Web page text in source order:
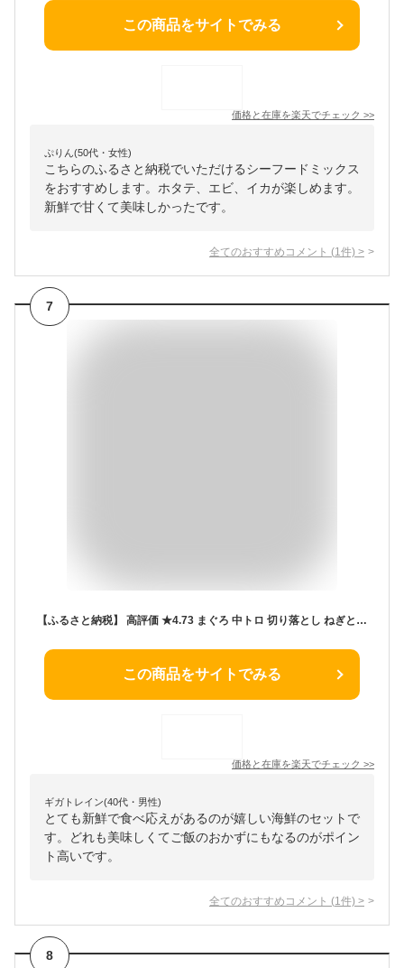
この商品をサイトでみる
価格と在庫を楽天でチェック >>
ぷりん(50代・女性)
こちらのふるさと納税でいただけるシーフードミックス
をおすすめします。ホタテ、エビ、イカが楽しめます。
新鮮で甘くて美味しかったです。
全てのおすすめコメント (1 件) >
7
【ふるさと納税】 高評価 ★4.73 まぐろ 中トロ 切り落とし ねぎとろ ネギトロ マグロ セット 約1.6kg 小分け 冷凍 個食タイプ 豪華 時短 簡単 お刺身 鉄火丼 海鮮丼に！ 南鮪入り マルコ水産 詰め合わせ 魚 焼津 a20-240
この商品をサイトでみる
価格と在庫を楽天でチェック >>
ギガトレイン(40代・男性)
とても新鮮で食べ応えがあるのが嬉しい海鮮のセットで
す。どれも美味しくてご飯のおかずにもなるのがポイン
ト高いです。
全てのおすすめコメント (1 件) >
8